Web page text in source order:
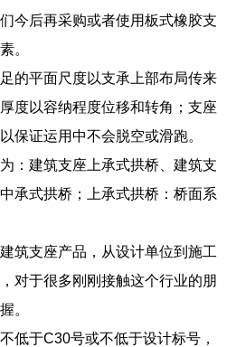
今后再采购或者使用板式橡胶支
。
的平面尺度以支承上部布局传来
度以容纳程度位移和转角；支座
保证运用中不会脱空或滑跑。
：建筑支座上承式拱桥、建筑支
承式拱桥；上承式拱桥：桥面系
筑支座产品，从设计单位到施工
对于很多刚刚接触这个行业的朋
。
低于C30号或不低于设计标号，